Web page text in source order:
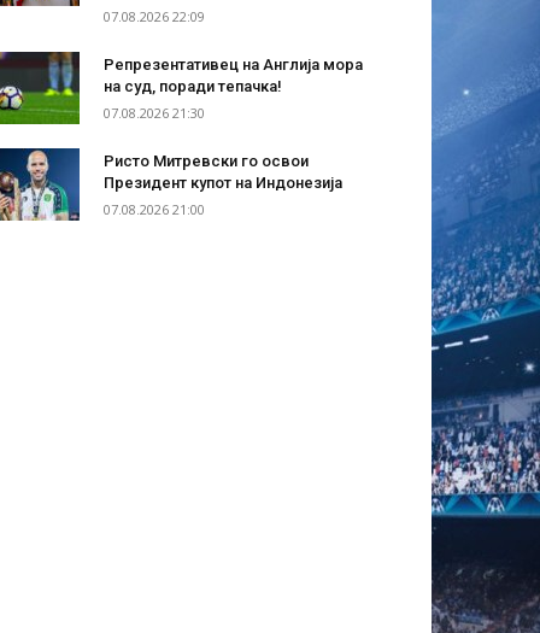
07.08.2026 22:09
Репрезентативец на Англија мора
на суд, поради тепачка!
07.08.2026 21:30
Ристо Митревски го освои
Президент купот на Индонезија
07.08.2026 21:00